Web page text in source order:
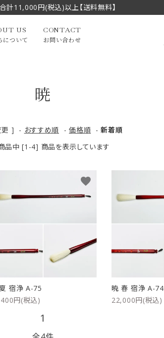
計11,000円(税込)以上【送料無料】
大中筆（半切・条幅以
小筆
限定品・セット品
オプション・その他
画筆・絵てがみ
洗浄剤・その他
贈り物（限定セット）
US
について
CONTACT
お問い合わせ
暁
更 ] - おすすめ順 -価格順 -新着順
品中 [1-4] 商品を表示しています
宿浄 A-75
円(税込)
favorite
暁 春 宿浄 A-74
22,000円(税込)
1